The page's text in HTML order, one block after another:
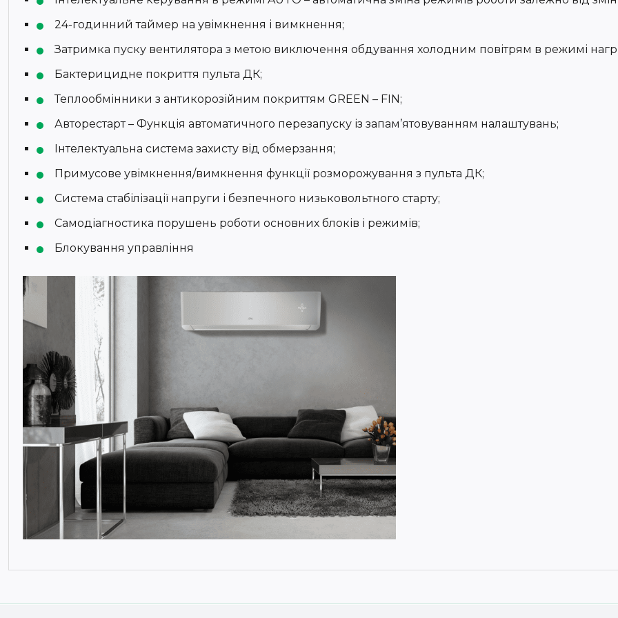
24-годинний таймер на увімкнення і вимкнення;
Затримка пуску вентилятора з метою виключення обдування холодним повітрям в режимі
Бактерицидне покриття пульта ДК;
Теплообмінники з антикорозійним покриттям GREEN – FIN;
Авторестарт – Функція автоматичного перезапуску із запам’ятовуванням налаштувань;
Інтелектуальна система захисту від обмерзання;
Примусове увімкнення/вимкнення функції розморожування з пульта ДК;
Система стабілізації напруги і безпечного низьковольтного старту;
Самодіагностика порушень роботи основних блоків і режимів;
Блокування управління